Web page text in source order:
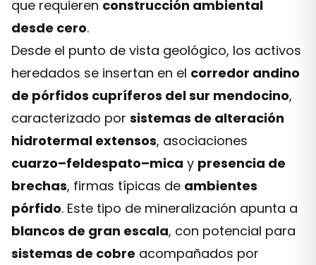
que requieren construcción ambiental
desde cero.
Desde el punto de vista geológico, los activos
heredados se insertan en el corredor andino
de pórfidos cupríferos del sur mendocino,
caracterizado por sistemas de alteración
hidrotermal extensos, asociaciones
cuarzo–feldespato–mica y presencia de
brechas, firmas típicas de ambientes
pórfido. Este tipo de mineralización apunta a
blancos de gran escala, con potencial para
sistemas de cobre acompañados por